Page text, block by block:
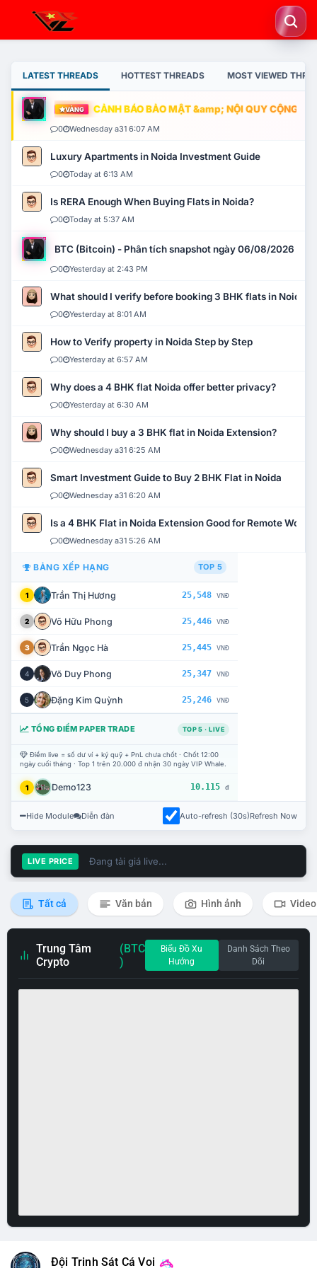
LATEST THREADS HOTTEST THREADS MOST VIEWED
VÀNG CẢNH BÁO BẢO MẬT &amp; NỘI QUY CỘNG
0 Wednesday a31 6:07 AM
Luxury Apartments in Noida Investment Guide
0 Today at 6:13 AM
Is RERA Enough When Buying Flats in Noida?
0 Today at 5:37 AM
BTC (Bitcoin) - Phân tích snapshot ngày 06/08/2026
0 Yesterday at 2:43 PM
What should I verify before booking 3 BHK flats in Noida?
0 Yesterday at 8:01 AM
How to Verify property in Noida Step by Step
0 Yesterday at 6:57 AM
Why does a 4 BHK flat Noida offer better privacy?
0 Yesterday at 6:30 AM
Why should I buy a 3 BHK flat in Noida Extension?
0 Wednesday a31 6:25 AM
Smart Investment Guide to Buy 2 BHK Flat in Noida
0 Wednesday a31 6:20 AM
Is a 4 BHK Flat in Noida Extension Good for Remote Work?
0 Wednesday a31 5:26 AM
BẢNG XẾP HẠNG TOP 5
1 Trần Thị Hương 25,548 VNĐ
2 Võ Hữu Phong 25,446 VNĐ
3 Trần Ngọc Hà 25,445 VNĐ
4 Võ Duy Phong 25,347 VNĐ
5 Đặng Kim Quỳnh 25,246 VNĐ
TỔNG ĐIỂM PAPER TRADE TOP 5 · LIVE
Điểm live = số dư ví + ký quỹ + PnL chưa chốt · Chốt 12:00
ngày cuối tháng · Top 1 trên 20.000 đ nhận 30 ngày VIP Whale.
1 Demo123 10.115 đ
Hide Module Diễn đàn Auto-refresh (30s)Refresh Now
LIVE PRICE Đang tải giá live...
Tất cả Văn bản Hình ảnh Video
Trung Tâm
Crypto
(BTC
)
Biểu Đồ Xu
Hướng
Danh Sách Theo
Dõi
Đội Trinh Sát Cá Voi